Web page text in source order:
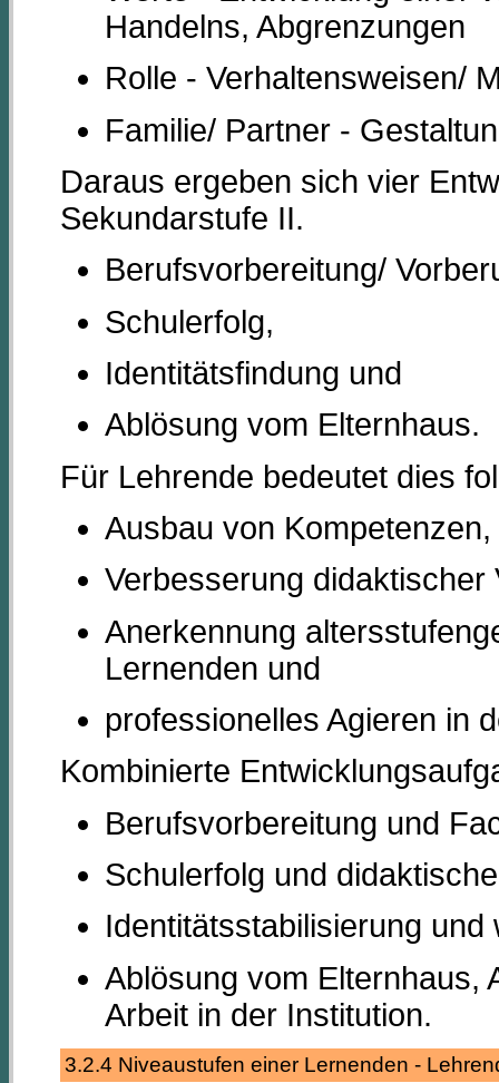
Handelns, Abgrenzungen
Rolle - Verhaltensweisen/
Familie/ Partner -
Daraus ergeben sich vier
Sekundarstufe II.
Berufsvorbereitung/
Schulerfolg,
Identitätsfindung und
Ablösung vom Elternhaus.
Für Lehrende bedeutet dies
Ausbau von Kompetenzen,
Verbesserung didaktischer
Anerkennung
Lernenden und
professionelles Agieren in
Kombinierte
Berufsvorbereitung und
Schulerfolg und
Identitätsstabilisierung
Ablösung vom Elternhaus,
Arbeit in der Institution.
3.2.4 Niveaustufen einer Lernenden -